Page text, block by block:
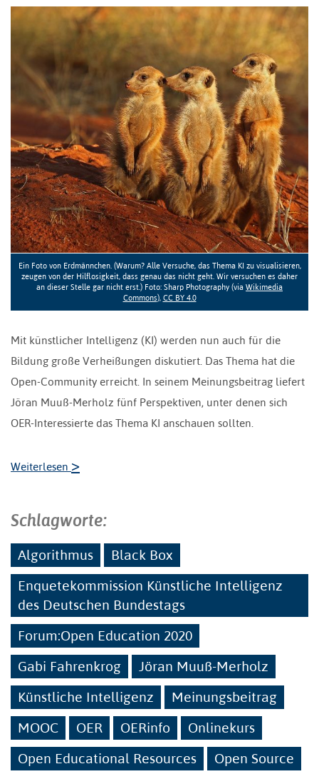
Ein Foto von Erdmännchen. (Warum? Alle Versuche, das Thema KI zu visualisieren,
zeugen von der Hilflosigkeit, dass genau das nicht geht. Wir versuchen es daher
an dieser Stelle gar nicht erst.) Foto: Sharp Photography (via Wikimedia
Commons), CC BY 4.0
Mit künstlicher Intelligenz (KI) werden nun auch für die
Bildung große Verheißungen diskutiert. Das Thema hat die
Open-Community erreicht. In seinem Meinungsbeitrag liefert
Jöran Muuß-Merholz fünf Perspektiven, unter denen sich
OER-Interessierte das Thema KI anschauen sollten.
Weiterlesen >
Schlagworte:
Algorithmus
Black Box
Enquetekommission Künstliche Intelligenz
des Deutschen Bundestags
Forum:Open Education 2020
Gabi Fahrenkrog
Jöran Muuß-Merholz
Künstliche Intelligenz
Meinungsbeitrag
MOOC
OER OERinfo
Onlinekurs
Open Educational Resources
Open Source